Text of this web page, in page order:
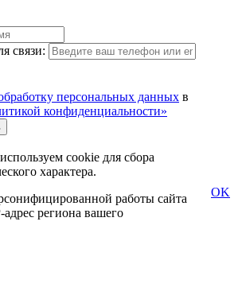
связи:
персональных данных в
конфиденциальности»
cookie для сбора
характера.
работы сайта
региона вашего
OK